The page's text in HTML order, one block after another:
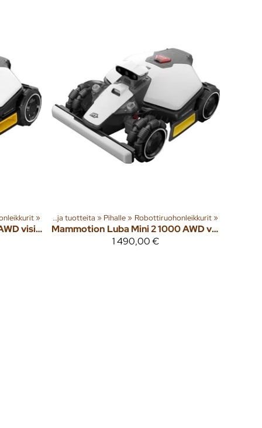
‪»
Luba Mini 1500 AWD vision & RTK robottiruohonleikkuri
Tuoteryhmiä ja tuotteita ‪» Pihalle‪» Robottiruohonleikkurit‪»
Mammotion
Luba Mini 2 1000 AWD vision robottiruohonleikkuri
1 490,00 €